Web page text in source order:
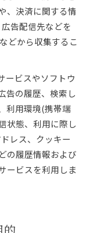
、決済に関する情
告配信先などを
どから収集するこ
ービスやソフトウ
告の履歴、検索し
利用環境(携帯端
状態、利用に際し
レス、クッキー
の履歴情報および
ービスを利用しま